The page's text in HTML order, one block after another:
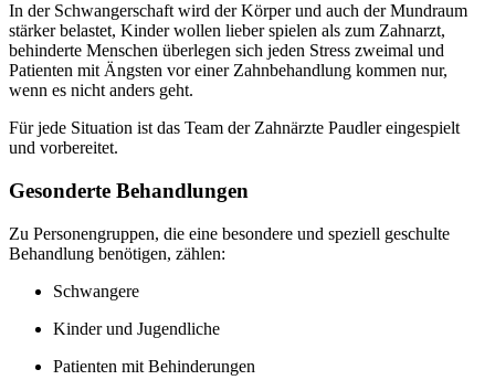
In der Schwangerschaft wird der Körper und auch der Mundraum
stärker belastet, Kinder wollen lieber spielen als zum Zahnarzt,
behinderte Menschen überlegen sich jeden Stress zweimal und
Patienten mit Ängsten vor einer Zahnbehandlung kommen nur,
wenn es nicht anders geht.
Für jede Situation ist das Team der Zahnärzte Paudler eingespielt
und vorbereitet.
Gesonderte Behandlungen
Zu Personengruppen, die eine besondere und speziell geschulte
Behandlung benötigen, zählen:
Schwangere
Kinder und Jugendliche
Patienten mit Behinderungen